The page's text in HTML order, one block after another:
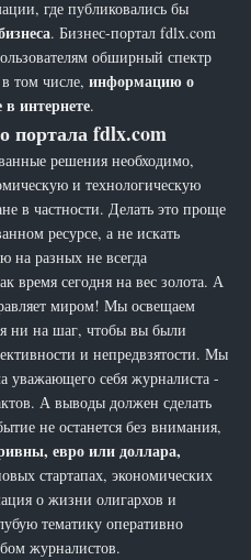
где публиковались бы
. Бизнес-портал fdlx.com
обширный спектр
в том числе,информацию о
в интернете.
портала fdlx.com
решения необходимо,
и технологическую
в частности. Делать это проще
ресурсе, а не искать
на разных не всегда
время сегодня на вес золота. А
миром! Мы освещаем
ни на шаг, чтобы вы были
и непредвзятости. Мы
уважающего себя журналиста -
А выводы должен сделать
не останется без внимания,
евро или доллара,
стартапах, экономических
о жизни олигархов и
тематику оперативно
журналистов.